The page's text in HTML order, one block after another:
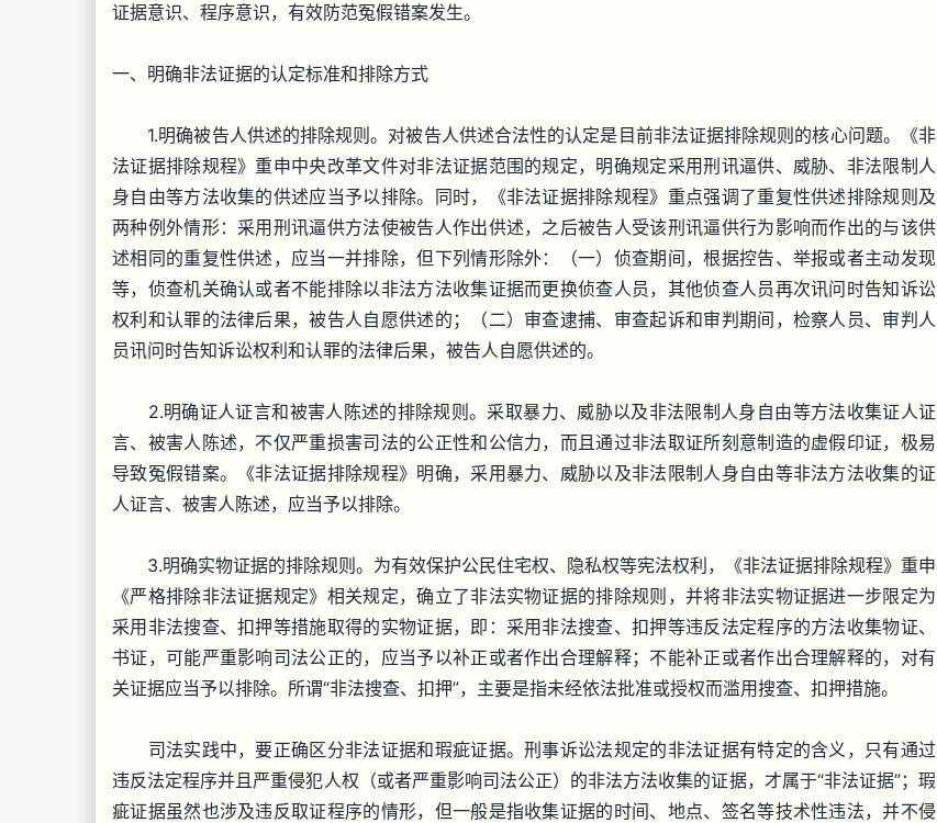
证据意识、程序意识，有效防范冤假错案发生。
一、明确非法证据的认定标准和排除方式
1.明确被告人供述的排除规则。对被告人供述合法性的认定是目前非法证据排除规则的核心问题。《非
法证据排除规程》重申中央改革文件对非法证据范围的规定，明确规定采用刑讯逼供、威胁、非法限制人
身自由等方法收集的供述应当予以排除。同时，《非法证据排除规程》重点强调了重复性供述排除规则及
两种例外情形：采用刑讯逼供方法使被告人作出供述，之后被告人受该刑讯逼供行为影响而作出的与该供
述相同的重复性供述，应当一并排除，但下列情形除外：（一）侦查期间，根据控告、举报或者主动发现
等，侦查机关确认或者不能排除以非法方法收集证据而更换侦查人员，其他侦查人员再次讯问时告知诉讼
权利和认罪的法律后果，被告人自愿供述的；（二）审查逮捕、审查起诉和审判期间，检察人员、审判人
员讯问时告知诉讼权利和认罪的法律后果，被告人自愿供述的。
2.明确证人证言和被害人陈述的排除规则。采取暴力、威胁以及非法限制人身自由等方法收集证人证
言、被害人陈述，不仅严重损害司法的公正性和公信力，而且通过非法取证所刻意制造的虚假印证，极易
导致冤假错案。《非法证据排除规程》明确，采用暴力、威胁以及非法限制人身自由等非法方法收集的证
人证言、被害人陈述，应当予以排除。
3.明确实物证据的排除规则。为有效保护公民住宅权、隐私权等宪法权利，《非法证据排除规程》重申
《严格排除非法证据规定》相关规定，确立了非法实物证据的排除规则，并将非法实物证据进一步限定为
采用非法搜查、扣押等措施取得的实物证据，即：采用非法搜查、扣押等违反法定程序的方法收集物证、
书证，可能严重影响司法公正的，应当予以补正或者作出合理解释；不能补正或者作出合理解释的，对有
关证据应当予以排除。所谓“非法搜查、扣押”，主要是指未经依法批准或授权而滥用搜查、扣押措施。
司法实践中，要正确区分非法证据和瑕疵证据。刑事诉讼法规定的非法证据有特定的含义，只有通过
违反法定程序并且严重侵犯人权（或者严重影响司法公正）的非法方法收集的证据，才属于“非法证据”；瑕
疵证据虽然也涉及违反取证程序的情形，但一般是指收集证据的时间、地点、签名等技术性违法，并不侵